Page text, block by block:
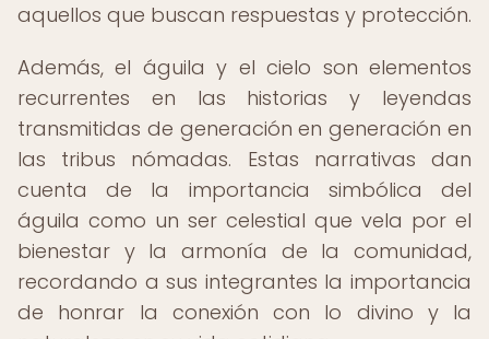
aquellos que buscan respuestas y protección.
Además, el águila y el cielo son elementos
recurrentes en las historias y leyendas
transmitidas de generación en generación en
las tribus nómadas. Estas narrativas dan
cuenta de la importancia simbólica del
águila como un ser celestial que vela por el
bienestar y la armonía de la comunidad,
recordando a sus integrantes la importancia
de honrar la conexión con lo divino y la